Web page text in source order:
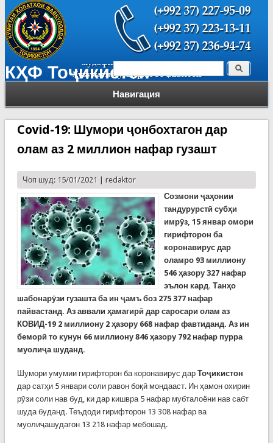
КҲФ Тоҷикистон
Навигация
Форма поиска Поиск
Covid-19: Шумори ҷонбохтагон дар
олам аз 2 миллион нафар гузашт
Чоп шуд: 15/01/2021 | redaktor
Созмони ҷаҳонии
тандурурстӣ субҳи
имрӯз, 15 январ омори
гирифторон ба
коронавирус дар
оламро 93 миллиону
546 ҳазору 327 нафар
эълон кард. Танҳо
шабонарӯзи гузашта ба ин ҷамъ боз 275 377 нафар
пайвастанд. Аз аввали ҳамагирӣ дар саросари олам аз
КОВИД-19 2 миллиону 2 ҳазору 668 нафар фавтиданд. Аз ин
беморӣ то кунун 66 миллиону 846 ҳазору 792 нафар пурра
муолиҷа шуданд.
Шумори умумии гирифторон ба коронавирус дар Тоҷикистон
дар сатҳи 5 январи соли равон боқӣ мондааст. Ин ҳамон охирин
рӯзи соли нав буд, ки дар кишвра 5 нафар мубталоёни нав сабт
шуда буданд. Теъдоди гирифторон 13 308 нафар ва
муолиҷашудагон 13 218 нафар мебошад.